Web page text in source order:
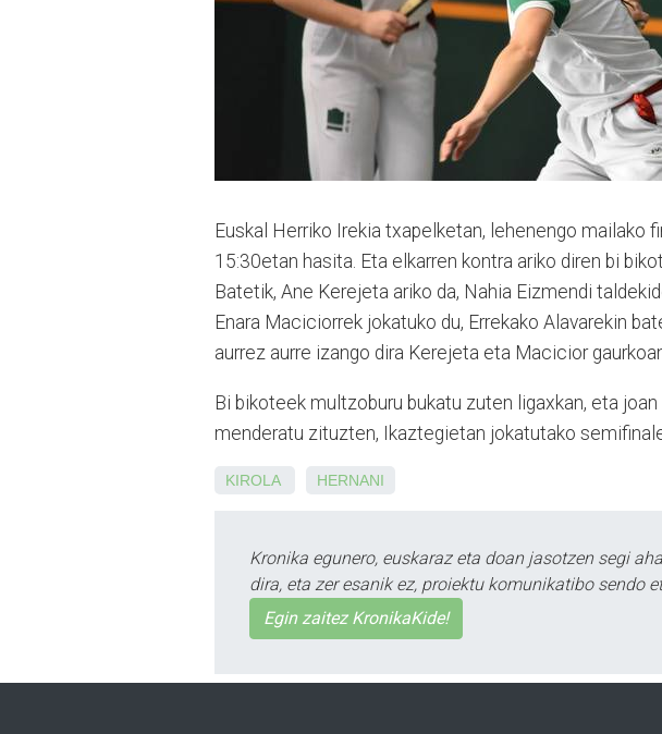
Euskal Herriko Irekia txapelketan, lehenengo mailako
15:30etan hasita. Eta elkarren kontra ariko diren bi
Batetik, Ane Kerejeta ariko da, Nahia Eizmendi
Enara Maciciorrek jokatuko du, Errekako Alavarekin
aurrez aurre izango dira Kerejeta eta Macicior
Bi bikoteek multzoburu bukatu zuten ligaxkan, eta
menderatu zituzten, Ikaztegietan jokatutako
KIROLA HERNANI
Kronika egunero, euskaraz eta doan jasotzen segi
dira, eta zer esanik ez, proiektu komunikatibo sendo
Egin zaitez KronikaKide!